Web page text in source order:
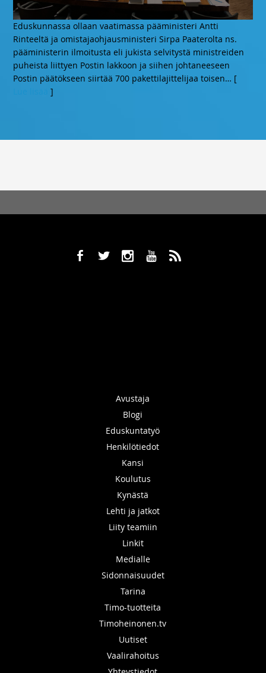
Eduskunnassa ollaan vaatimassa pääministeri Antti
Rinteeltä ja omistajaohjausministeri Sirpa Paaterolta ns.
pääministerin ilmoitusta eli jukista selvitystä ministreiden
puheista liittyen Postin lakkoon ja siihen johtaneeseen
Postin päätökseen siirtää 700 pakettilajittelijaa toisen… [
]
b a x r ,
Avustaja
Blogi
Eduskuntatyö
Henkilötiedot
Kansi
Koulutus
Kynästä
Lehti ja jatkot
Liity teamiin
Linkit
Medialle
Sidonnaisuudet
Tarina
Timo-tuotteita
Timoheinonen.tv
Uutiset
Vaalirahoitus